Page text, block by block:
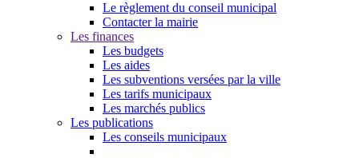
Le règlement du conseil municipal
Contacter la mairie
Les finances
Les budgets
Les aides
Les subventions versées par la ville
Les tarifs municipaux
Les marchés publics
Les publications
Les conseils municipaux